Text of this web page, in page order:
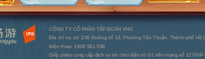
CÔNG TY CỔ PHẦN TẬP ĐOÀN VNG
Địa chỉ trụ sở: Z06 Đường số 13, Phường Tân Thuận, Thành phố Hồ
Điện thoại: 1900 561 558
Giấy phép cung cấp dịch vụ trò chơi điện tử G1 trên mạng số 127/